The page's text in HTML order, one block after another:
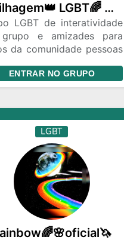
Trilhagem👑 LGBT🌈 Official
LGBT de interatividade
e amizades para
da comunidade pessoas
compartilhem seus
em conjunto e crie
ENTRAR NO GRUPO
LGBT